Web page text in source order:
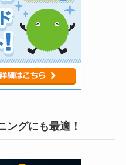
ングにも最適！